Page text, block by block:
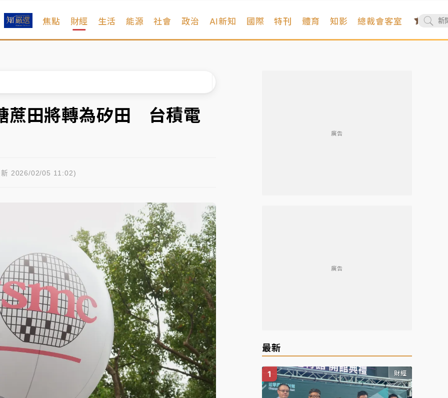
焦點 財經 生活 能源 社會 政治 AI新知 國際 特刊 體育 知影
總裁會客室
塞車 周六起展出延長至晚上7時
面曝光
度塞車 周六起展出延長至晚上7時
重開羈押庭
紫」降雨熱區曝
蔗田將轉為矽田 台積電
新 2026/02/05 11:02)
廣告
廣告
最新
財經